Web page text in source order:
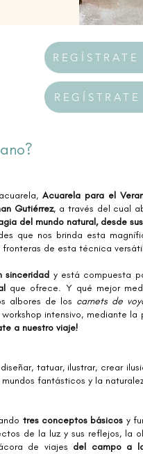
Acuarela para el
Gutiérrez, a través del cual
del mundo natural, desde
que nos brinda esta
de esta técnica
sinceridad y está compuesta
que ofrece. Y qué mejor
albores de los carnets de
intensivo, mediante
a nuestro viaje!
tatuar, ilustrar, crear
fantásticos y la
tres conceptos básicos y
de la luz y sus reflejos, la
de viajes del campo a